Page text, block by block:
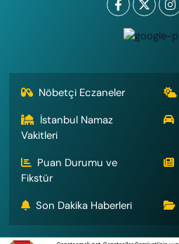
Nöbetçi Eczaneler
İstanbul Namaz
Vakitleri
Puan Durumu ve
Fikstür
Son Dakika Haberleri